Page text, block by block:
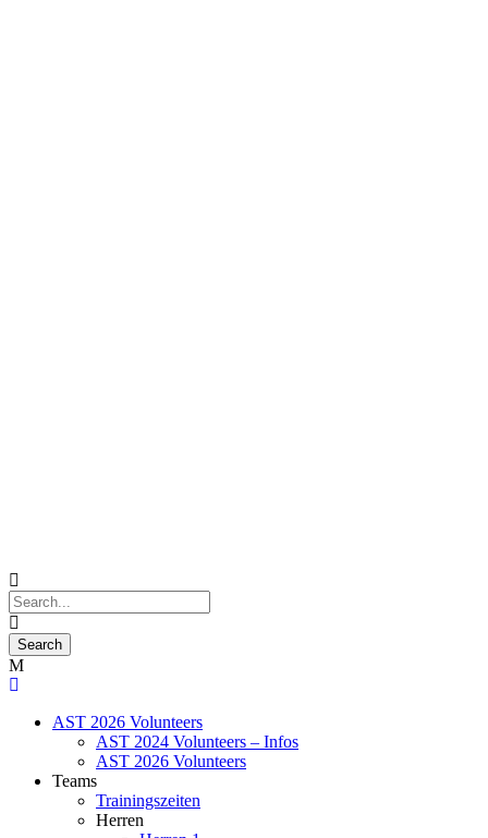
AST 2026 Volunteers
AST 2024 Volunteers – Infos
AST 2026 Volunteers
Teams
Trainingszeiten
Herren